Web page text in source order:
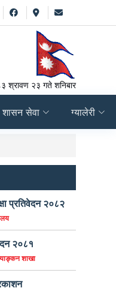
श्रावण २३ गते शनिबार
शासन सेवा ग्यालेरी
प्रतिवेदन २०८२
२०८१
शाखा